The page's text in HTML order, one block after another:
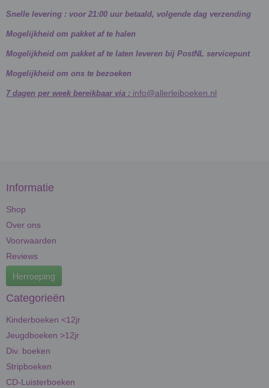
Snelle levering : voor 21:00 uur betaald, volgende dag verzending
Mogelijkheid om pakket af te halen
Mogelijkheid om pakket af te laten leveren bij PostNL servicepunt
Mogelijkheid om ons te bezoeken
7 dagen per week bereikbaar via : info@allerleiboeken.nl
Informatie
Shop
Over ons
Voorwaarden
Reviews
Herroeping
Categorieën
Kinderboeken <12jr
Jeugdboeken >12jr
Div. boeken
Stripboeken
CD-Luisterboeken